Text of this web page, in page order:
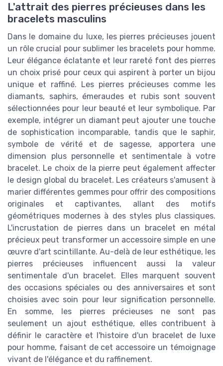
L'attrait des pierres précieuses dans les
bracelets masculins
Dans le domaine du luxe, les pierres précieuses jouent
un rôle crucial pour sublimer les bracelets pour homme.
Leur élégance éclatante et leur rareté font des pierres
un choix prisé pour ceux qui aspirent à porter un bijou
unique et raffiné. Les pierres précieuses comme les
diamants, saphirs, émeraudes et rubis sont souvent
sélectionnées pour leur beauté et leur symbolique. Par
exemple, intégrer un diamant peut ajouter une touche
de sophistication incomparable, tandis que le saphir,
symbole de vérité et de sagesse, apportera une
dimension plus personnelle et sentimentale à votre
bracelet. Le choix de la pierre peut également affecter
le design global du bracelet. Les créateurs s'amusent à
marier différentes gemmes pour offrir des compositions
originales et captivantes, allant des motifs
géométriques modernes à des styles plus classiques.
L'incrustation de pierres dans un bracelet en métal
précieux peut transformer un accessoire simple en une
œuvre d'art scintillante. Au-delà de leur esthétique, les
pierres précieuses influencent aussi la valeur
sentimentale d'un bracelet. Elles marquent souvent
des occasions spéciales ou des anniversaires et sont
choisies avec soin pour leur signification personnelle.
En somme, les pierres précieuses ne sont pas
seulement un ajout esthétique, elles contribuent à
définir le caractère et l'histoire d'un bracelet de luxe
pour homme, faisant de cet accessoire un témoignage
vivant de l'élégance et du raffinement.